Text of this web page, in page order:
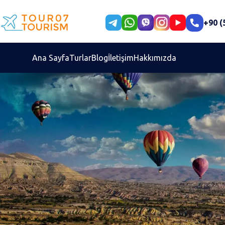
+90
Dilinizi seçin
Farsça
Ana SayfaTurlarBlogİletişimHakkımızda